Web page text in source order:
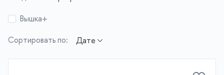
Вышка+
Сортировать по: